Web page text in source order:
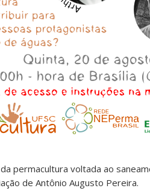
permacultura voltada ao
de Antônio Augusto Pereira.